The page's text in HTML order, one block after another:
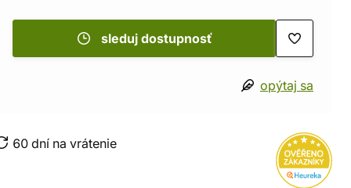
sleduj dostupnosť
opýtaj sa
60 dní na vrátenie